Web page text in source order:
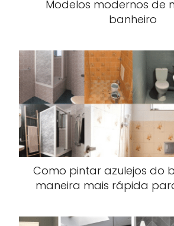
Modelos modernos de
banheiro
Como pintar azulejos do
maneira mais rápida